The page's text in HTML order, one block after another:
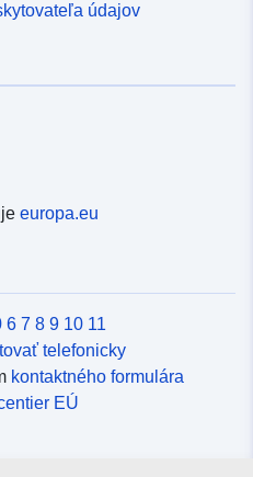
údajov
europa.eu
6 7 8 9 10 11
telefonicky
kontaktného formulára
EÚ